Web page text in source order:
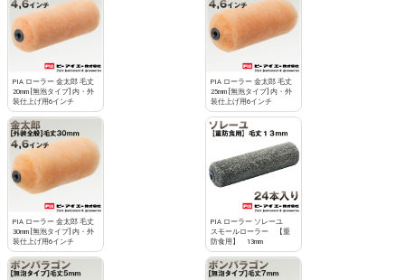
PIA ローラー 金太郎 毛丈
20mm [無泡タイプ] 内・外
装仕上げ用6インチ
PIA ローラー 金太郎 毛丈
25mm [無泡タイプ] 内・外
装仕上げ用6インチ
PIA ローラー 金太郎 毛丈
30mm [無泡タイプ] 内・外
装仕上げ用6インチ
PIA ローラー ソレーユ
スモールローラー 【重
防食用】 13mm